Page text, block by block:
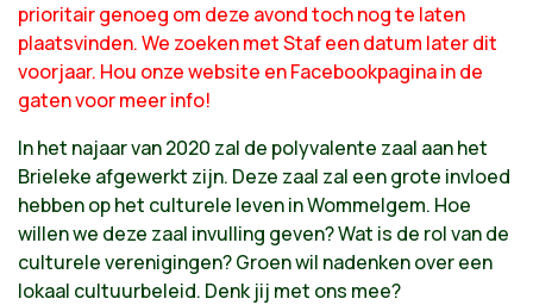
prioritair genoeg om deze avond toch nog te laten
plaatsvinden. We zoeken met Staf een datum later dit
voorjaar. Hou onze website en Facebookpagina in de
gaten voor meer info!
In het najaar van 2020 zal de polyvalente zaal aan het
Brieleke afgewerkt zijn. Deze zaal zal een grote invloed
hebben op het culturele leven in Wommelgem. Hoe
willen we deze zaal invulling geven? Wat is de rol van de
culturele verenigingen? Groen wil nadenken over een
lokaal cultuurbeleid. Denk jij met ons mee?